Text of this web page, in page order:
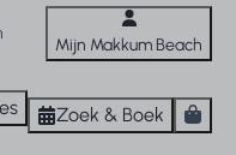
Mijn Makkum Beach
Zoek & Boek